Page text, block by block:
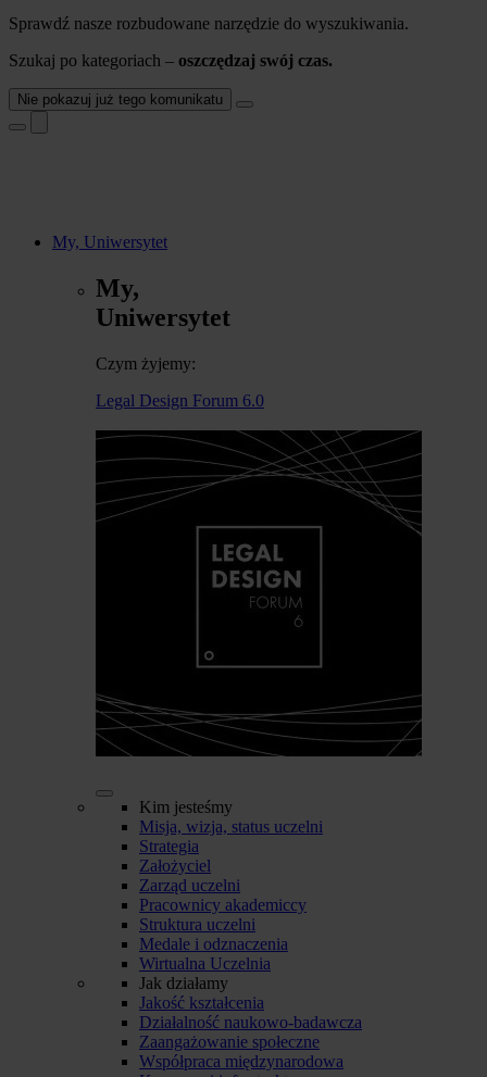
Sprawdź nasze rozbudowane narzędzie do wyszukiwania.
Szukaj po kategoriach – oszczędzaj swój czas.
Nie pokazuj już tego komunikatu
My, Uniwersytet
My,
Uniwersytet
Czym żyjemy:
Legal Design Forum 6.0
Kim jesteśmy
Misja, wizja, status uczelni
Strategia
Założyciel
Zarząd uczelni
Pracownicy akademiccy
Struktura uczelni
Medale i odznaczenia
Wirtualna Uczelnia
Jak działamy
Jakość kształcenia
Działalność naukowo-badawcza
Zaangażowanie społeczne
Współpraca międzynarodowa